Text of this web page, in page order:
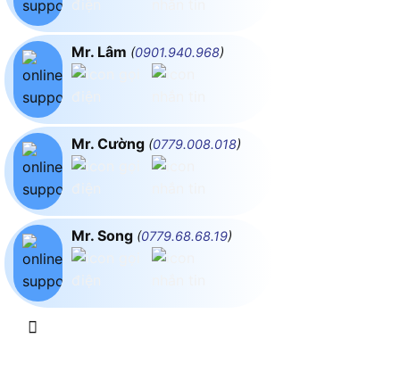
Mr. Lâm (0901.940.968)
Mr. Cường (0779.008.018)
Mr. Song (0779.68.68.19)